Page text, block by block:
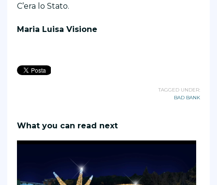
C’era lo Stato.
Maria Luisa Visione
TAGGED UNDER:
BAD BANK
What you can read next